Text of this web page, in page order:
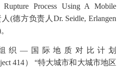
Rupture Process Using A Mobile
(德方负责人Dr. Seidle, Erlangen
织—国际地质对比计划
414） “特大城市和大城市地区